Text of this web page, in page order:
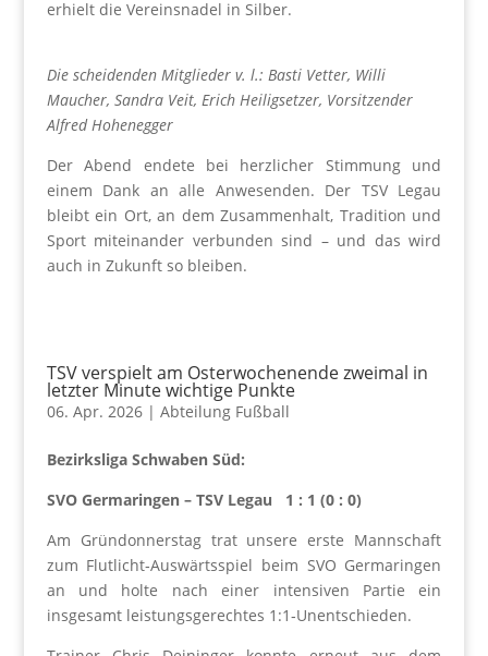
erhielt die Vereinsnadel in Silber.
Die scheidenden Mitglieder v. l.: Basti Vetter, Willi
Maucher, Sandra Veit, Erich Heiligsetzer, Vorsitzender
Alfred Hohenegger
Der Abend endete bei herzlicher Stimmung und
einem Dank an alle Anwesenden. Der TSV Legau
bleibt ein Ort, an dem Zusammenhalt, Tradition und
Sport miteinander verbunden sind – und das wird
auch in Zukunft so bleiben.
TSV verspielt am Osterwochenende zweimal in
letzter Minute wichtige Punkte
06. Apr. 2026| Abteilung Fußball
Bezirksliga Schwaben Süd:
SVO Germaringen – TSV Legau 1 : 1 (0 : 0)
Am Gründonnerstag trat unsere erste Mannschaft
zum Flutlicht‑Auswärtsspiel beim SVO Germaringen
an und holte nach einer intensiven Partie ein
insgesamt leistungsgerechtes 1:1‑Unentschieden.